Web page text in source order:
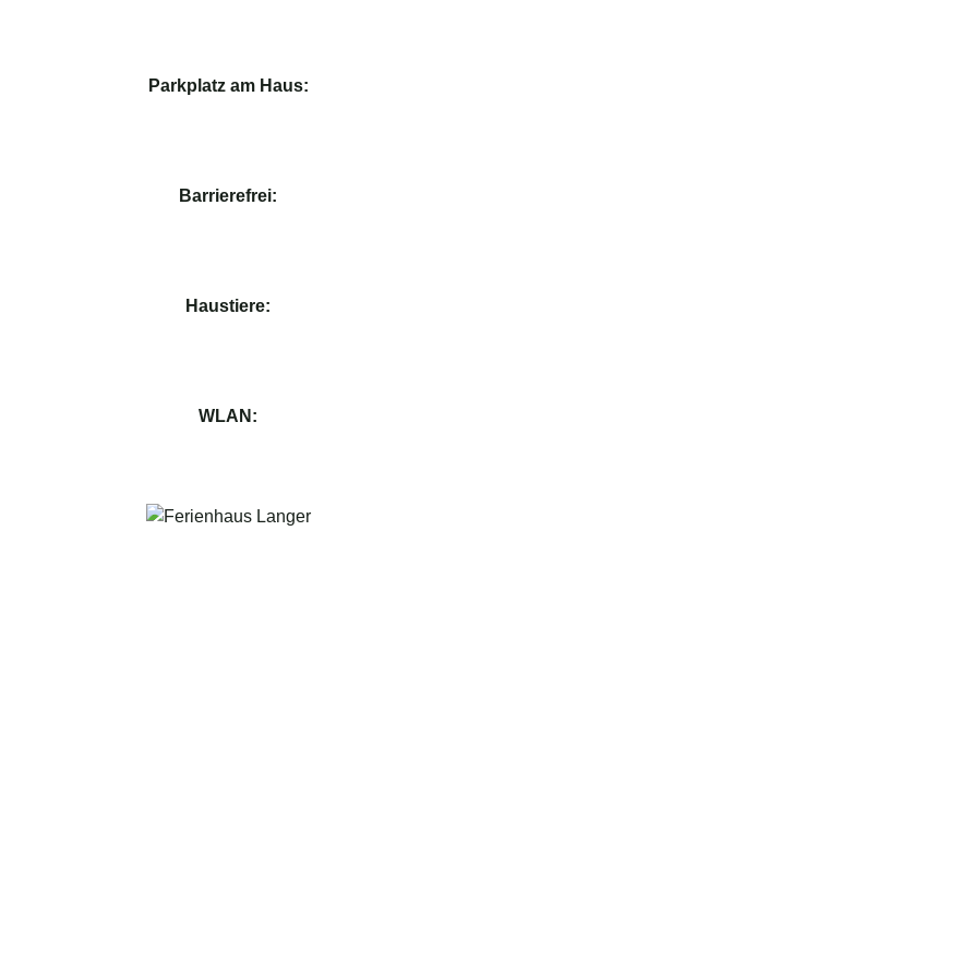
Parkplatz am Haus:
Barrierefrei:
Haustiere:
WLAN: